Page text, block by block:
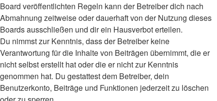
Board veröffentlichten Regeln kann der Betreiber dich nach
Abmahnung zeitweise oder dauerhaft von der Nutzung dieses
Boards ausschließen und dir ein Hausverbot erteilen.
Du nimmst zur Kenntnis, dass der Betreiber keine
Verantwortung für die Inhalte von Beiträgen übernimmt, die er
nicht selbst erstellt hat oder die er nicht zur Kenntnis
genommen hat. Du gestattest dem Betreiber, dein
Benutzerkonto, Beiträge und Funktionen jederzeit zu löschen